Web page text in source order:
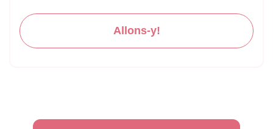
Allons-y!